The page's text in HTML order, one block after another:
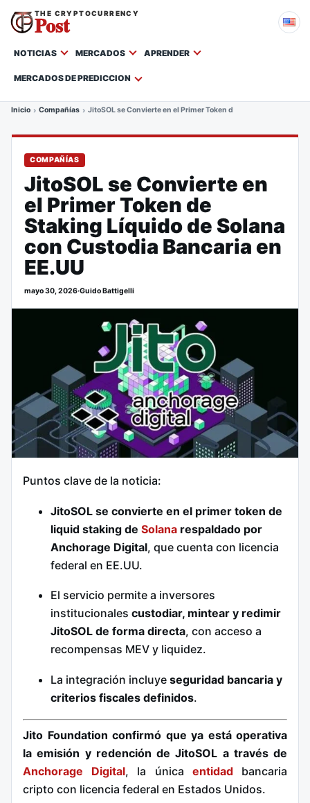
THE CRYPTOCURRENCY
Post
NOTICIAS MERCADOS APRENDER
MERCADOS DE PREDICCION
Inicio Compañías JitoSOL se Convierte en el Primer Token de Staking Líquido de
COMPAÑÍAS
JitoSOL se Convierte en
el Primer Token de
Staking Líquido de Solana
con Custodia Bancaria en
EE.UU
mayo 30, 2026·Guido Battigelli
Puntos clave de la noticia:
JitoSOL se convierte en el primer token de
liquid staking de Solana respaldado por
Anchorage Digital, que cuenta con licencia
federal en EE.UU.
El servicio permite a inversores
institucionales custodiar, mintear y redimir
JitoSOL de forma directa, con acceso a
recompensas MEV y liquidez.
La integración incluye seguridad bancaria y
criterios fiscales definidos.
Jito Foundation confirmó que ya está operativa
la emisión y redención de JitoSOL a través de
Anchorage Digital, la única entidad
bancaria
cripto con licencia federal en Estados Unidos.